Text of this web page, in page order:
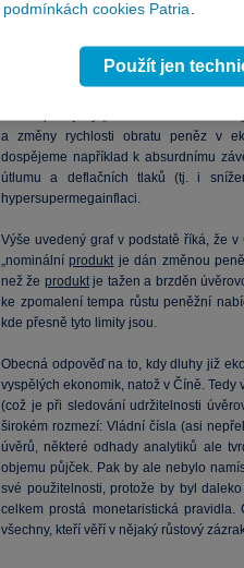
Čtenář již někdy asi narazil na známé
některých úvahách je toto tvrzení
a změny rychlosti obratu peněz v
dospějeme například k absurdnímu
útlumu a deflačních tlaků (tj. i
hypersupermegainflaci.
Výše uvedený graf v podstatě říká, že
„nominálníproduktje dán změnou
než že produktje tažen a brzděn
ke zpomalení tempa růstu peněžní
kde přesně tyto limity jsou.
Obecná odpověď na to, kdy dluhy již
vyspělých ekonomik, natož v Číně.
(což je při sledování udržitelnosti
širokém rozmezí: Vládní čísla (asi
úvěrů, některé odhady analytiků ale
objemu půjček. Pak by ale nebylo
své použitelnosti, protože by byl
celkem prostá monetaristická
všechny, kteří věří v nějaký růstový
podmínkách cookies Patria
Použít jen